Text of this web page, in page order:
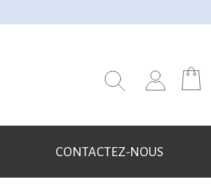
CONTACTEZ-NOUS